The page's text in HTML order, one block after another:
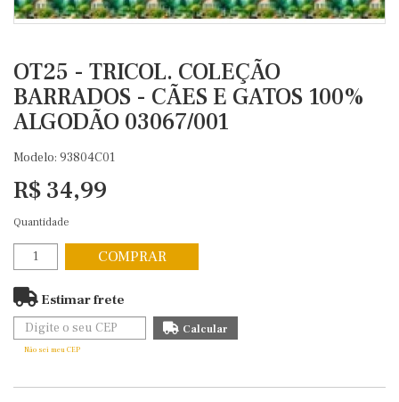
OT25 - TRICOL. COLEÇÃO
BARRADOS - CÃES E GATOS 100%
ALGODÃO 03067/001
Modelo: 93804C01
R$ 34,99
Quantidade
COMPRAR
Estimar frete
Não sei meu CEP